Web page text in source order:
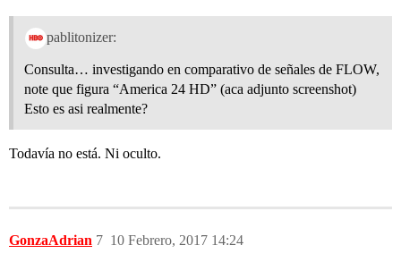
pablitonizer:
Consulta… investigando en comparativo de señales de FLOW,
note que figura “America 24 HD” (aca adjunto screenshot)
Esto es asi realmente?
Todavía no está. Ni oculto.
GonzaAdrian 10 Febrero, 2017 14:24
7